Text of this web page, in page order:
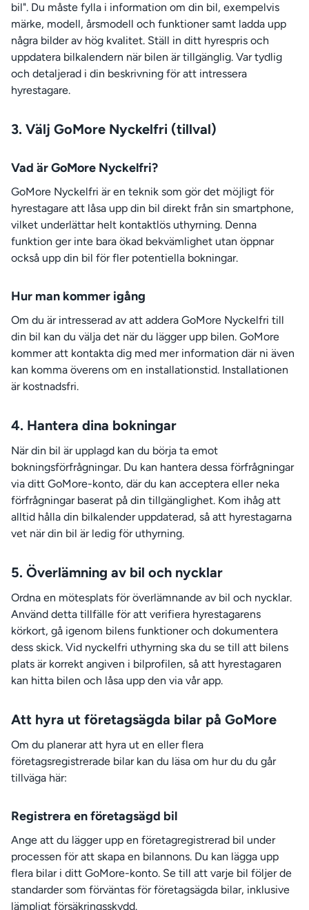
bil". Du måste fylla i information om din bil, exempelvis
märke, modell, årsmodell och funktioner samt ladda upp
några bilder av hög kvalitet. Ställ in ditt hyrespris och
uppdatera bilkalendern när bilen är tillgänglig. Var tydlig
och detaljerad i din beskrivning för att intressera
hyrestagare.
3. Välj GoMore Nyckelfri (tillval)
Vad är GoMore Nyckelfri?
GoMore Nyckelfri är en teknik som gör det möjligt för
hyrestagare att låsa upp din bil direkt från sin smartphone,
vilket underlättar helt kontaktlös uthyrning. Denna
funktion ger inte bara ökad bekvämlighet utan öppnar
också upp din bil för fler potentiella bokningar.
Hur man kommer igång
Om du är intresserad av att addera GoMore Nyckelfri till
din bil kan du välja det när du lägger upp bilen. GoMore
kommer att kontakta dig med mer information där ni även
kan komma överens om en installationstid. Installationen
är kostnadsfri.
4. Hantera dina bokningar
När din bil är upplagd kan du börja ta emot
bokningsförfrågningar. Du kan hantera dessa förfrågningar
via ditt GoMore-konto, där du kan acceptera eller neka
förfrågningar baserat på din tillgänglighet. Kom ihåg att
alltid hålla din bilkalender uppdaterad, så att hyrestagarna
vet när din bil är ledig för uthyrning.
5. Överlämning av bil och nycklar
Ordna en mötesplats för överlämnande av bil och nycklar.
Använd detta tillfälle för att verifiera hyrestagarens
körkort, gå igenom bilens funktioner och dokumentera
dess skick. Vid nyckelfri uthyrning ska du se till att bilens
plats är korrekt angiven i bilprofilen, så att hyrestagaren
kan hitta bilen och låsa upp den via vår app.
Att hyra ut företagsägda bilar på GoMore
Om du planerar att hyra ut en eller flera
företagsregistrerade bilar kan du läsa om hur du du går
tillväga här:
Registrera en företagsägd bil
Ange att du lägger upp en företagregistrerad bil under
processen för att skapa en bilannons. Du kan lägga upp
flera bilar i ditt GoMore-konto. Se till att varje bil följer de
standarder som förväntas för företagsägda bilar, inklusive
lämpligt försäkringsskydd.